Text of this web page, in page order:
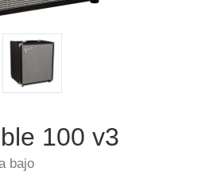
100 v3
bajo